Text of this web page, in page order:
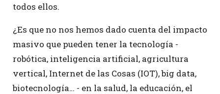
todos ellos.
¿Es que no nos hemos dado cuenta del impacto
masivo que pueden tener la tecnología -
robótica, inteligencia artificial, agricultura
vertical, Internet de las Cosas (IOT), big data,
biotecnología… - en la salud, la educación, el